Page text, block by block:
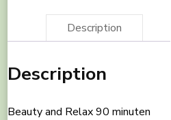
Description
Description
Beauty and Relax 90 minuten